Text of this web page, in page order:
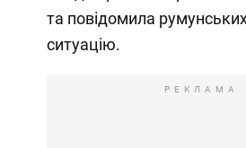
та повідомила
ситуацію.
РЕКЛАМА